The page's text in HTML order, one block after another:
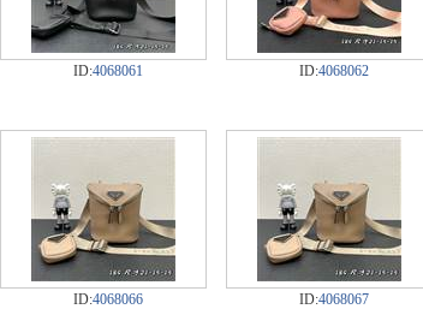
ID:4068061 ID:4068062
ID:4068066 ID:4068067